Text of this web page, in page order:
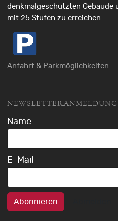
denkmalgeschützten Gebäude
mit 25 Stufen zu erreichen.
Anfahrt & Parkmöglichkeiten
NEWSLETTERANMELDUNG
Name
E-Mail
Abonnieren